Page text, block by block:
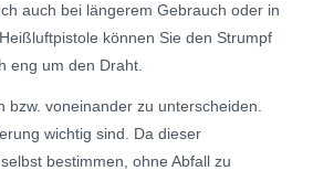
auch bei längerem Gebrauch oder in
können Sie den Strumpf
eng um den Draht.
bzw. voneinander zu unterscheiden.
wichtig sind. Da dieser
bestimmen, ohne Abfall zu